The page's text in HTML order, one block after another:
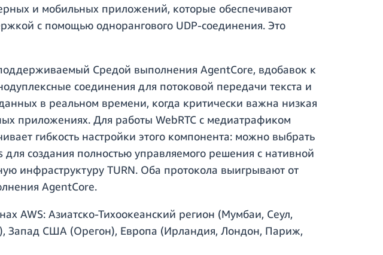
и мобильных приложений, которые обеспечивают
с помощью однорангового UDP-соединения. Это
Средой выполнения AgentCore, вдобавок к
соединения для потоковой передачи текста и
в реальном времени, когда критически важна низкая
приложениях. Для работы WebRTC с медиатрафиком
гибкость настройки этого компонента: можно выбрать
создания полностью управляемого решения с нативной
инфраструктуру TURN. Оба протокола выигрывают от
AgentCore.
AWS: Азиатско-Тихоокеанский регион (Мумбаи, Сеул,
Запад США (Орегон), Европа (Ирландия, Лондон, Париж,